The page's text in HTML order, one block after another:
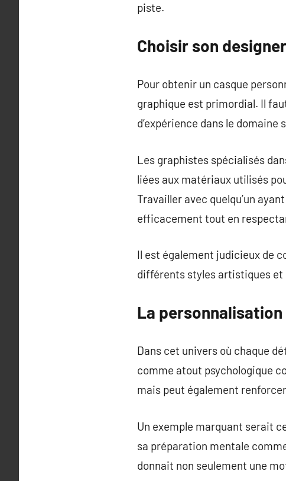
piste.
Choisir son
Pour obtenir un casque
graphique est primordial. Il
d’expérience dans le
Les graphistes spécialisés
liées aux matériaux utilisés
Travailler avec quelqu’un
efficacement tout en
Il est également judicieux de
différents styles artistiques et
La
Dans cet univers où chaque
comme atout psychologique
mais peut également
Un exemple marquant serait
sa préparation mentale
donnait non seulement une